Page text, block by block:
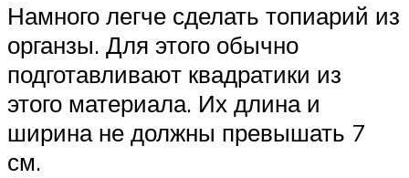
Намного легче сделать топиарий из
органзы. Для этого обычно
подготавливают квадратики из
этого материала. Их длина и
ширина не должны превышать 7
см.